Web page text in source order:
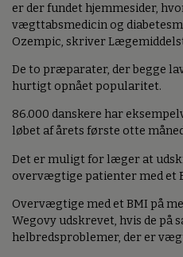
er der fundet hjemmesider,
vægttabsmedicin og
Ozempic, skriver
De to præparater, der begge
hurtigt opnået popularitet.
86.000 danskere har
løbet af årets første otte
Det er muligt for læger at
overvægtige patienter med et
Overvægtige med et BMI på
Wegovy udskrevet, hvis de på
helbredsproblemer, der er